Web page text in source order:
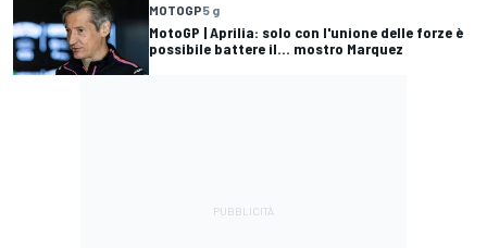
MOTOGP5 g
MotoGP | Aprilia: solo con l'unione delle forze è
possibile battere il... mostro Marquez